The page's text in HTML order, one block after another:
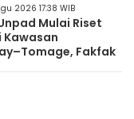
2026 17:38 WIB
Mulai Riset
Fakfak